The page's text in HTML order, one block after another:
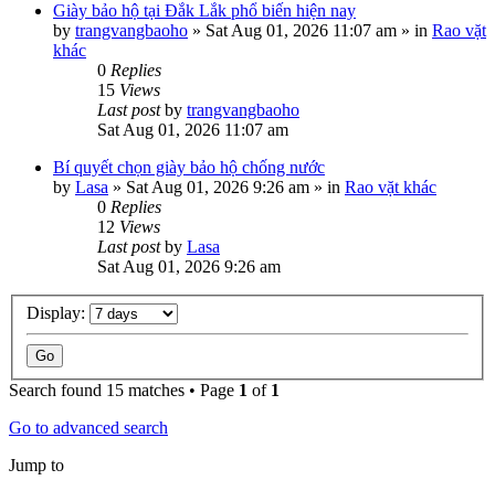
Giày bảo hộ tại Đắk Lắk phổ biến hiện nay
by trangvangbaoho » Sat Aug 01, 2026 11:07 am » in Rao vặt
khác
0 Replies
15 Views
Last postby trangvangbaoho
Sat Aug 01, 2026 11:07 am
Bí quyết chọn giày bảo hộ chống nước
by Lasa » Sat Aug 01, 2026 9:26 am » in Rao vặt khác
0 Replies
12 Views
Last postby Lasa
Sat Aug 01, 2026 9:26 am
Display:
Search found 15 matches • Page 1 of 1
Go to advanced search
Jump to